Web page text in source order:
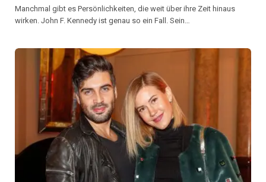
Manchmal gibt es Persönlichkeiten, die weit über ihre Zeit hinaus
wirken. John F. Kennedy ist genau so ein Fall. Sein…